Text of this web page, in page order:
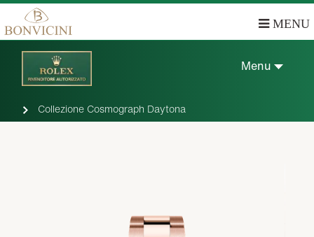
MENU
Menu
Collezione Cosmograph Daytona